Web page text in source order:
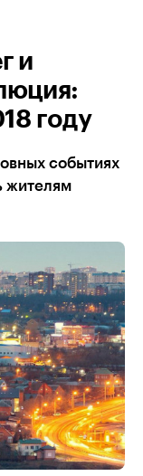
и
году
событиях
жителям